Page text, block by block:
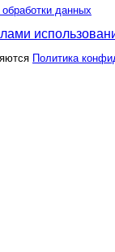
данных
Политика